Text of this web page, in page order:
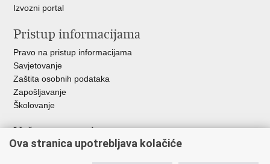
Izvozni portal
Pristup informacijama
Pravo na pristup informacijama
Savjetovanje
Zaštita osobnih podataka
Zapošljavanje
Školovanje
Važne poveznice
Ministarstvo unutarnjih poslova
Ova stranica upotrebljava kolačiće